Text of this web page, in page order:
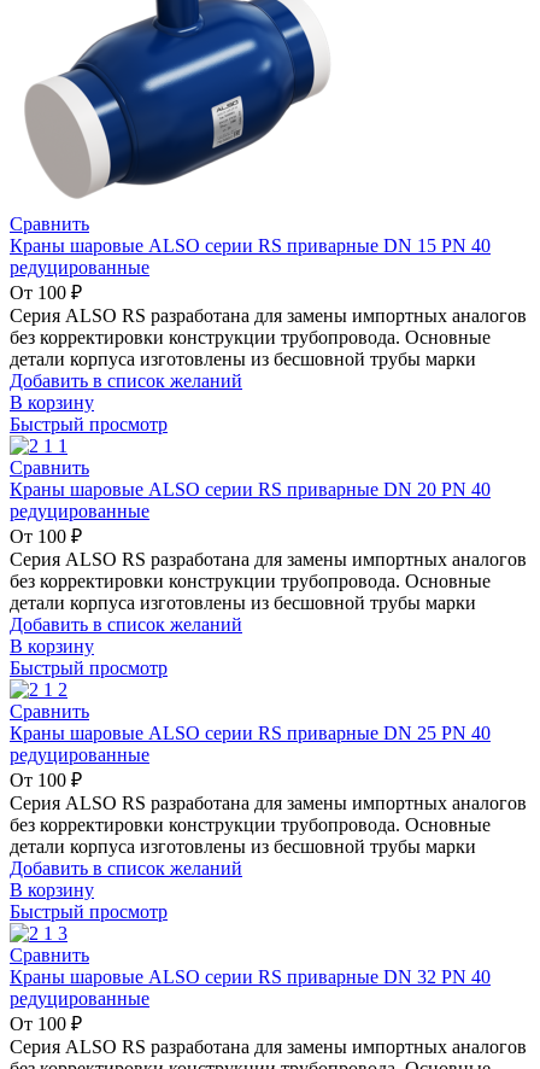
элемент 0₽
Сравнить
Краны шаровые ALSO серии RS приварные DN 15 PN 40
редуцированные
От 100 ₽
Серия ALSO RS разработана для замены импортных аналогов
без корректировки конструкции трубопровода. Основные
детали корпуса изготовлены из бесшовной трубы марки
Добавить в список желаний
В корзину
Быстрый просмотр
Сравнить
Краны шаровые ALSO серии RS приварные DN 20 PN 40
редуцированные
От 100 ₽
Серия ALSO RS разработана для замены импортных аналогов
без корректировки конструкции трубопровода. Основные
детали корпуса изготовлены из бесшовной трубы марки
Добавить в список желаний
В корзину
Быстрый просмотр
Сравнить
Краны шаровые ALSO серии RS приварные DN 25 PN 40
редуцированные
От 100 ₽
Серия ALSO RS разработана для замены импортных аналогов
без корректировки конструкции трубопровода. Основные
детали корпуса изготовлены из бесшовной трубы марки
Добавить в список желаний
В корзину
Быстрый просмотр
Сравнить
Краны шаровые ALSO серии RS приварные DN 32 PN 40
редуцированные
От 100 ₽
Серия ALSO RS разработана для замены импортных аналогов